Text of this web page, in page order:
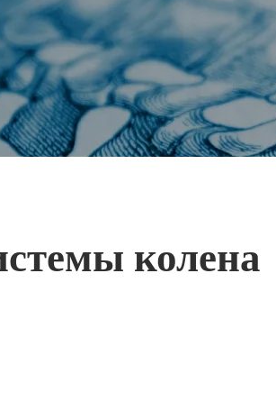
колена